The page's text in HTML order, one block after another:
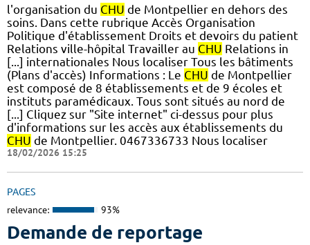
l'organisation du CHU de Montpellier en dehors des
soins. Dans cette rubrique Accès Organisation
Politique d'établissement Droits et devoirs du patient
Relations ville-hôpital Travailler au CHU Relations in
[...] internationales Nous localiser Tous les bâtiments
(Plans d'accès) Informations : Le CHU de Montpellier
est composé de 8 établissements et de 9 écoles et
instituts paramédicaux. Tous sont situés au nord de
[...] Cliquez sur "Site internet" ci-dessus pour plus
d'informations sur les accès aux établissements du
CHU de Montpellier. 0467336733 Nous localiser
18/02/2026 15:25
PAGES
relevance: 93%
Demande de reportage